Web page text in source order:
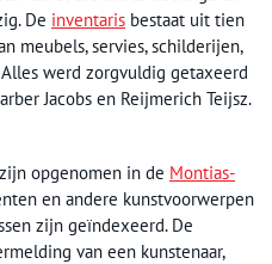
De inventaris bestaat uit tien
meubels, servies, schilderijen,
werd zorgvuldig getaxeerd
Jacobs en Reijmerich Teijsz.
opgenomen in de Montias-
en andere kunstvoorwerpen
zijn geïndexeerd. De
van een kunstenaar,